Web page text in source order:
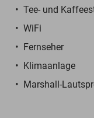
Tee- und
WiFi
Fernseher
Klimaanlage
Marshall-